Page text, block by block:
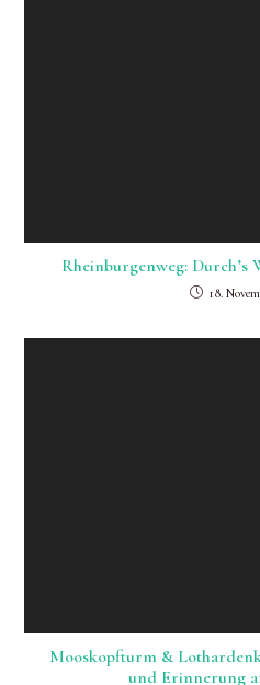
Rheinburgenweg:
18.
Mooskopfturm &
und Erinnerung